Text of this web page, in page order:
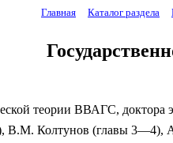
Главная Каталог раздела
теории ВВАГС, доктора
В.М. Колтунов (главы 3—4),